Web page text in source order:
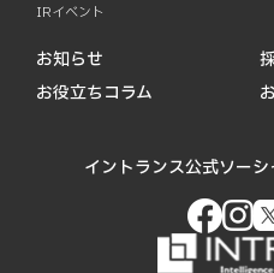
IRイベント
お知らせ
お役立ちコラム
イントランス公式ソー